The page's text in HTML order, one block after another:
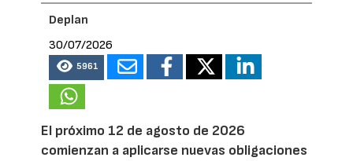
Deplan
30/07/2026
5961
El próximo 12 de agosto de 2026
comienzan a aplicarse nuevas obligaciones